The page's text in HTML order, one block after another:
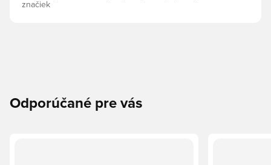
značiek
Odporúčané pre vás